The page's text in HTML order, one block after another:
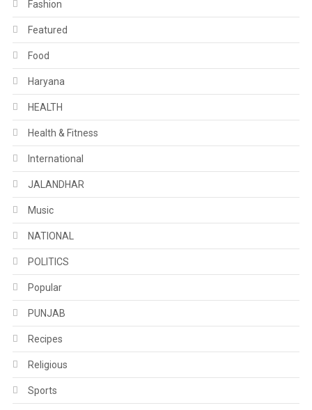
Fashion
Featured
Food
Haryana
HEALTH
Health & Fitness
International
JALANDHAR
Music
NATIONAL
POLITICS
Popular
PUNJAB
Recipes
Religious
Sports